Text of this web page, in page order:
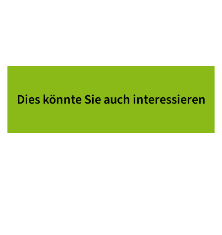
Dies könnte Sie auch interessieren